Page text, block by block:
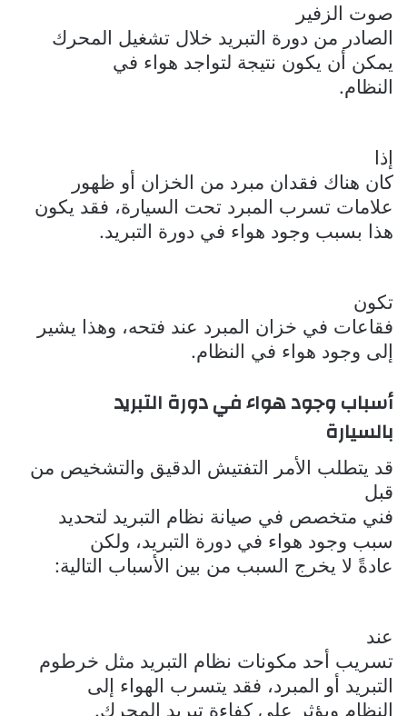
صوت الزفير
الصادر من دورة التبريد خلال تشغيل المحرك
يمكن أن يكون نتيجة لتواجد هواء في
النظام.
إذا
كان هناك فقدان مبرد من الخزان أو ظهور
علامات تسرب المبرد تحت السيارة، فقد يكون
هذا بسبب وجود هواء في دورة التبريد.
تكون
فقاعات في خزان المبرد عند فتحه، وهذا يشير
إلى وجود هواء في النظام.
أسباب وجود هواء في دورة التبريد
بالسيارة
قد يتطلب الأمر التفتيش الدقيق والتشخيص من
قبل
فني متخصص في صيانة نظام التبريد لتحديد
سبب وجود هواء في دورة التبريد، ولكن
عادةً لا يخرج السبب من بين الأسباب التالية:
عند
تسريب أحد مكونات نظام التبريد مثل خرطوم
التبريد أو المبرد، فقد يتسرب الهواء إلى
النظام ويؤثر على كفاءة تبريد المحرك.